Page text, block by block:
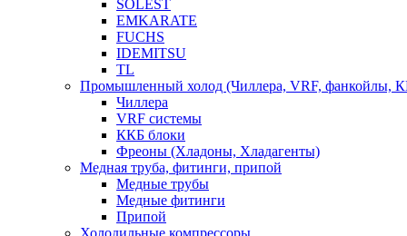
SOLEST
EMKARATE
FUCHS
IDEMITSU
TL
Промышленный холод (Чиллера, VRF, фанкойлы,
Чиллера
VRF системы
ККБ блоки
Фреоны (Хладоны, Хладагенты)
Медная труба, фитинги, припой
Медные трубы
Медные фитинги
Припой